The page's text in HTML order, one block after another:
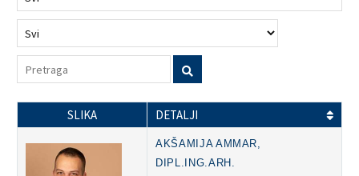
SLIKA DETALJI
AKŠAMIJA AMMAR,
DIPL.ING.ARH.